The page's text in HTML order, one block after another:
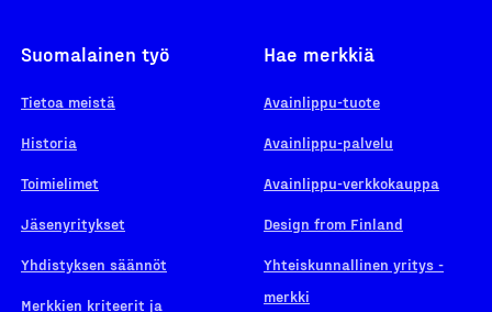
Suomalainen työ
Tietoa meistä
Historia
Toimielimet
Jäsenyritykset
Yhdistyksen säännöt
Merkkien kriteerit ja
Hae merkkiä
Avainlippu-tuote
Avainlippu-palvelu
Avainlippu-verkkokauppa
Design from Finland
Yhteiskunnallinen yritys -
merkki